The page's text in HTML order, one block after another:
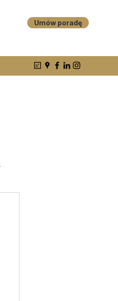
Umów poradę